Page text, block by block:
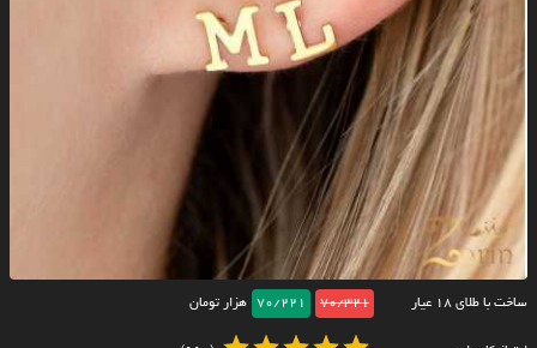
ساخت با طلای ۱۸ عیار 70/321
70/221 هزار تومان